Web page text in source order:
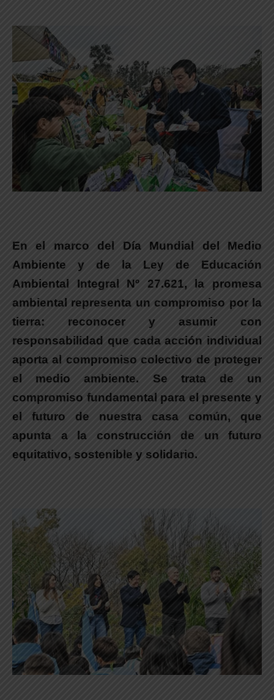
En el marco del Día Mundial del Medio
Ambiente y de la Ley de Educación
Ambiental Integral Nº 27.621, la promesa
ambiental representa un compromiso por la
tierra: reconocer y asumir con
responsabilidad que cada acción individual
aporta al compromiso colectivo de proteger
el medio ambiente. Se trata de un
compromiso fundamental para el presente y
el futuro de nuestra casa común, que
apunta a la construcción de un futuro
equitativo, sostenible y solidario.